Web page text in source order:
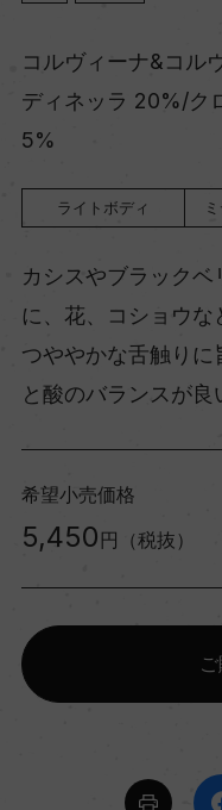
コルヴィーナ&コル
ディネッラ 20%/ク
5%
ライトボディ
カシスやブラック
に、花、コショウ
つややかな舌触りに
と酸のバランスが良
希望小売価格
5,450 円（税抜）